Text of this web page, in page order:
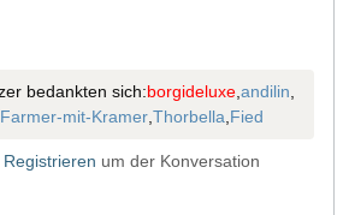
bedankten sich:borgideluxe, andilin
Farmer-mit-Kramer Thorbella Fied
Registrieren um der Konversation